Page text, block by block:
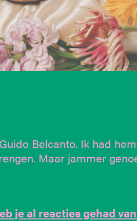
Belcanto. Ik had
Maar jammer
je al reacties gehad